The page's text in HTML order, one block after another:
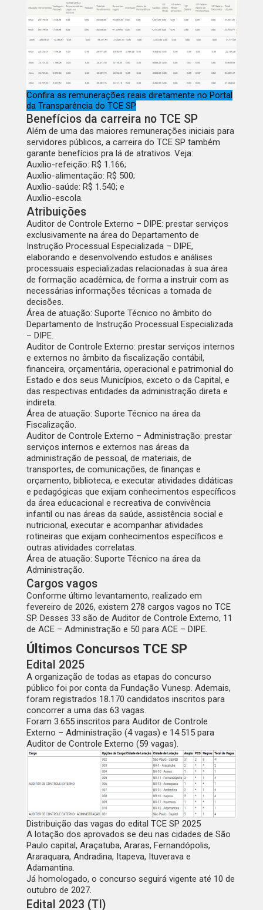
Confira as remunerações reais diretamente no Portal
da Transparência do TCE SP
Benefícios da carreira no TCE SP
Além de uma das maiores remunerações iniciais para
servidores públicos, a carreira do TCE SP também
garante benefícios pra lá de atrativos. Veja:
Auxílio-refeição: R$ 1.166;
Auxílio-alimentação: R$ 500;
Auxílio-saúde: R$ 1.540; e
Auxílio-escola.
Atribuições
Auditor de Controle Externo – DIPE: prestar serviços
exclusivamente na área do Departamento de
Instrução Processual Especializada – DIPE,
elaborando e desenvolvendo estudos e análises
processuais especializadas relacionadas à sua área
de formação acadêmica, de forma a instruir com as
necessárias informações técnicas a tomada de
decisões.
Área de atuação: Suporte Técnico no âmbito do
Departamento de Instrução Processual Especializada
– DIPE.
Auditor de Controle Externo: prestar serviços internos
e externos no âmbito da fiscalização contábil,
financeira, orçamentária, operacional e patrimonial do
Estado e dos seus Municípios, exceto o da Capital, e
das respectivas entidades da administração direta e
indireta.
Área de atuação: Suporte Técnico na área da
Fiscalização.
Auditor de Controle Externo – Administração: prestar
serviços internos e externos nas áreas da
administração de pessoal, de materiais, de
transportes, de comunicações, de finanças e
orçamento, biblioteca, e executar atividades didáticas
e pedagógicas que exijam conhecimentos específicos
da área educacional e recreativa de convivência
infantil ou nas áreas da saúde, assistência social e
nutricional, executar e acompanhar atividades
rotineiras que exijam conhecimentos específicos e
outras atividades correlatas.
Área de atuação: Suporte Técnico na área da
Administração.
Cargos vagos
Conforme último levantamento, realizado em
fevereiro de 2026, existem 278 cargos vagos no TCE
SP. Desses 33 são de Auditor de Controle Externo, 11
de ACE – Administração e 50 para ACE – DIPE.
Últimos Concursos TCE SP
Edital 2025
A organização de todas as etapas do concurso
público foi por conta da Fundação Vunesp. Ademais,
foram registrados 18.170 candidatos inscritos para
concorrer a uma das 63 vagas
Foram 3.655 inscritos para Auditor de Controle
Externo – Administração (4 vagas) e 14.515 para
Auditor de Controle Externo (59 vagas).
Distribuição das vagas do edital TCE SP 2025
A lotação dos aprovados se deu nas cidades de São
Paulo capital, Araçatuba, Araras, Fernandópolis,
Araraquara, Andradina, Itapeva, Ituverava e
Adamantina.
Já homologado, o concurso seguirá vigente até 10 de
outubro de 2027.
Edital 2023 (TI)